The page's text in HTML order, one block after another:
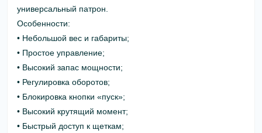
универсальный патрон.
Особенности:
• Небольшой вес и габариты;
• Простое управление;
• Высокий запас мощности;
• Регулировка оборотов;
• Блокировка кнопки «пуск»;
• Высокий крутящий момент;
• Быстрый доступ к щеткам;